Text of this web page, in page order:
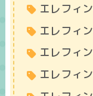
エレフィ
エレフィ
エレフィ
エレフィ